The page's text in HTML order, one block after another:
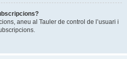
aneu al Tauler de control de l’usuari i